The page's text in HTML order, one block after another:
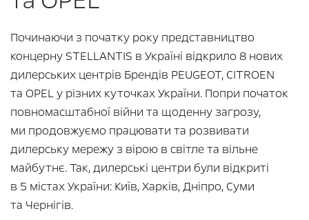
Починаючи з початку року представництво
концерну STELLANTIS в Україні відкрило 8 нових
дилерських центрів Брендів PEUGEOT, CITROEN
та OPEL у різних куточках України. Попри початок
повномасштабної війни та щоденну загрозу,
ми продовжуємо працювати та розвивати
дилерську мережу з вірою в світле та вільне
майбутнє. Так, дилерські центри були відкриті
в 5 містах України: Київ, Харків, Дніпро, Суми
та Чернігів.